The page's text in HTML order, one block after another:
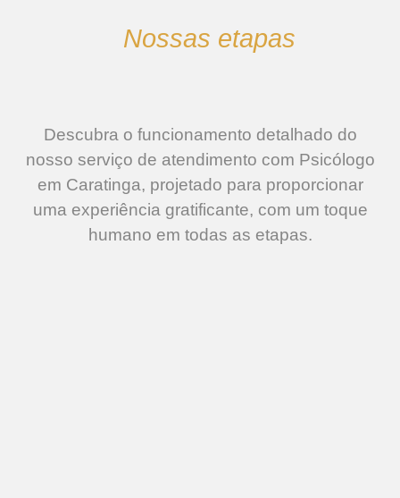
Nossas etapas
Descubra o funcionamento detalhado do
nosso serviço de atendimento com Psicólogo
em Caratinga, projetado para proporcionar
uma experiência gratificante, com um toque
humano em todas as etapas.